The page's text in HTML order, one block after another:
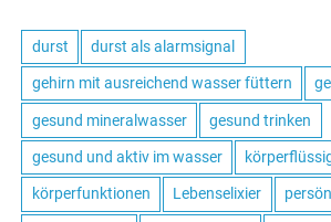
durst durst als alarmsignal
gehirn mit ausreichend wasser füttern
gesund mineralwasser gesund trinken
gesund und aktiv im wasser
körperfunktionen Lebenselixier